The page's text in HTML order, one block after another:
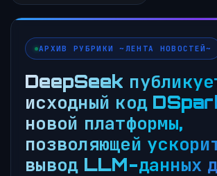
АРХИВ РУБРИКИ ~ЛЕНТА НОВОСТЕЙ~
DeepSeek
исходный код
новой платформы,
позволяющей
вывод LLM-данных